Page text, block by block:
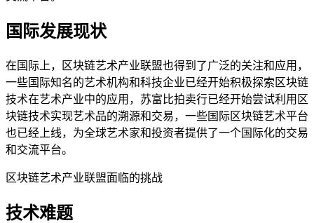
国际发展现状
在国际上，区块链艺术产业联盟也得到了广泛的关注和应用，
一些国际知名的艺术机构和科技企业已经开始积极探索区块链
技术在艺术产业中的应用，苏富比拍卖行已经开始尝试利用区
块链技术实现艺术品的溯源和交易，一些国际区块链艺术平台
也已经上线，为全球艺术家和投资者提供了一个国际化的交易
和交流平台。
区块链艺术产业联盟面临的挑战
技术难题